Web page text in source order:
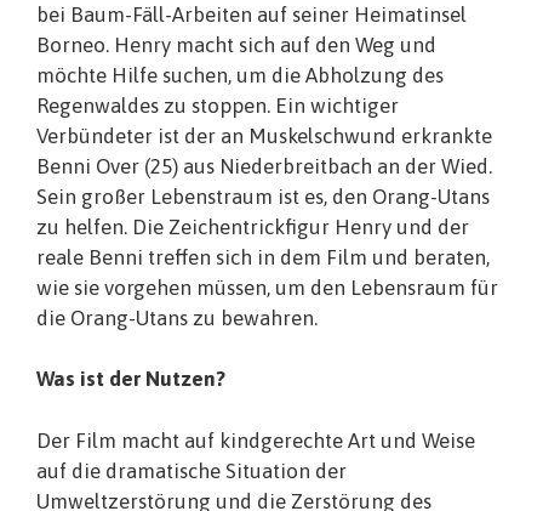
bei Baum-Fäll-Arbeiten auf seiner Heimatinsel
Borneo. Henry macht sich auf den Weg und
möchte Hilfe suchen, um die Abholzung des
Regenwaldes zu stoppen. Ein wichtiger
Verbündeter ist der an Muskelschwund erkrankte
Benni Over (25) aus Niederbreitbach an der Wied.
Sein großer Lebenstraum ist es, den Orang-Utans
zu helfen. Die Zeichentrickfigur Henry und der
reale Benni treffen sich in dem Film und beraten,
wie sie vorgehen müssen, um den Lebensraum für
die Orang-Utans zu bewahren.
Was ist der Nutzen?
Der Film macht auf kindgerechte Art und Weise
auf die dramatische Situation der
Umweltzerstörung und die Zerstörung des